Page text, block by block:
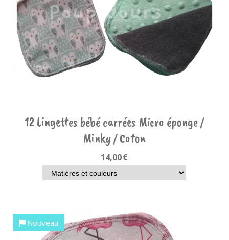
12 Lingettes bébé carrées Micro éponge /
Minky / Coton
14,00€
Nouveau